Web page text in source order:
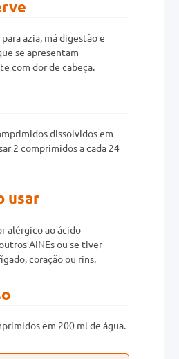
azia, má digestão e
se apresentam
com dor de cabeça.
dissolvidos em
2 comprimidos a cada 24
usar
alérgico ao ácido
AINEs ou se tiver
coração ou rins.
em 200 ml de água.